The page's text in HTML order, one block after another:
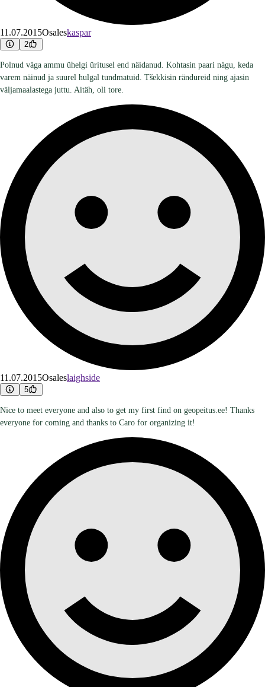
11.07.2015Osaleskaspar
2
Polnud väga ammu ühelgi üritusel end näidanud. Kohtasin paari nägu, keda
varem näinud ja suurel hulgal tundmatuid. Tšekkisin rändureid ning ajasin
väljamaalastega juttu. Aitäh, oli tore.
11.07.2015Osaleslaighside
5
Nice to meet everyone and also to get my first find on geopeitus.ee! Thanks
everyone for coming and thanks to Caro for organizing it!